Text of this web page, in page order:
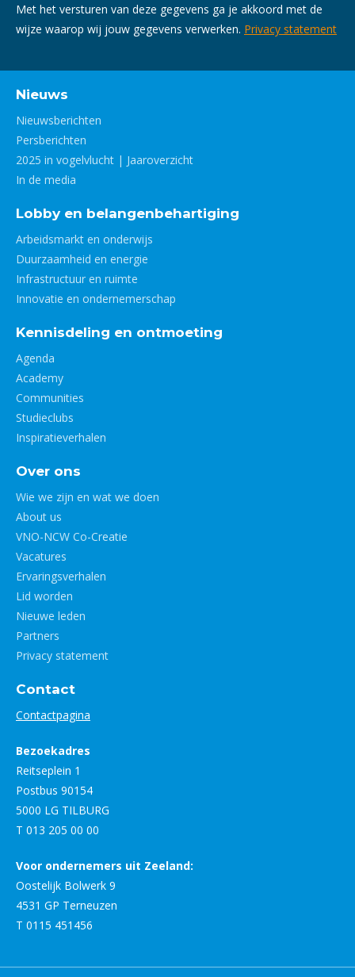
Met het versturen van deze gegevens ga je akkoord met de
wijze waarop wij jouw gegevens verwerken. Privacy statement
Nieuws
Nieuwsberichten
Persberichten
2025 in vogelvlucht | Jaaroverzicht
In de media
Lobby en belangenbehartiging
Arbeidsmarkt en onderwijs
Duurzaamheid en energie
Infrastructuur en ruimte
Innovatie en ondernemerschap
Kennisdeling en ontmoeting
Agenda
Academy
Communities
Studieclubs
Inspiratieverhalen
Over ons
Wie we zijn en wat we doen
About us
VNO-NCW Co-Creatie
Vacatures
Ervaringsverhalen
Lid worden
Nieuwe leden
Partners
Privacy statement
Contact
Contactpagina
Bezoekadres
Reitseplein 1
Postbus 90154
5000 LG TILBURG
T 013 205 00 00
Voor ondernemers uit Zeeland:
Oostelijk Bolwerk 9
4531 GP Terneuzen
T 0115 451456